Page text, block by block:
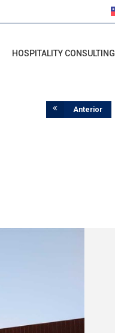
HOSPITALITY CONSULTING
Anterior